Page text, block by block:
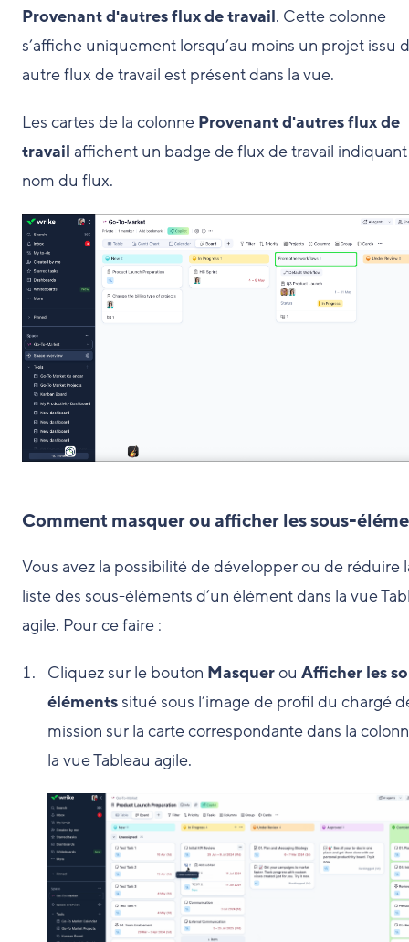
Provenant d'autres flux de travail. Cette colonne
s’affiche uniquement lorsqu’au moins un projet issu
autre flux de travail est présent dans la vue.
Les cartes de la colonne Provenant d'autres flux de
travail affichent un badge de flux de travail
nom du flux.
Comment masquer ou afficher les sous-
Vous avez la possibilité de développer ou de réduire
liste des sous-éléments d’un élément dans la vue
agile. Pour ce faire :
Cliquez sur le bouton Masquerou Afficher les
élémentssitué sous l’image de profil du chargé
mission sur la carte correspondante dans la
la vue Tableau agile.